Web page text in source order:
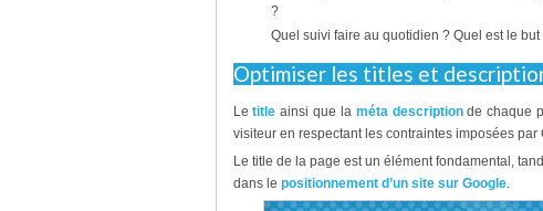
?
Quel suivi faire au quotidien ? Quel est le
Optimiser les titles et
Letitle ainsi que la méta descriptionde chaque
visiteur en respectant les contraintes imposées par
Le title de la page est un élément fondamental,
dans le positionnement d’un site sur Google.